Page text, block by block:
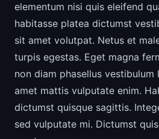
elementum nisi quis eleifend
habitasse platea dictumst
sit amet volutpat. Netus et
turpis egestas. Eget magna
non diam phasellus vestibulum
amet mattis vulputate enim.
dictumst quisque sagittis.
sed vulputate mi. Dictumst